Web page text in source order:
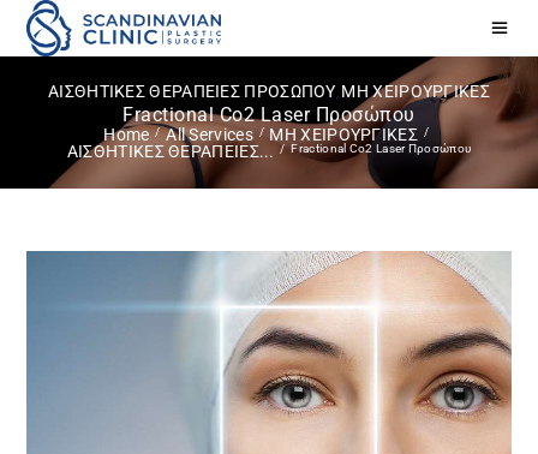
ΑΙΣΘΗΤΙΚΕΣ ΘΕΡΑΠΕΙΕΣ ΠΡΟΣΩΠΟΥ, ΜΗ ΧΕΙΡΟΥΡΓΙΚΕΣ
Fractional Co2 Laser Προσώπου
Home All Services
ΜΗ ΧΕΙΡΟΥΡΓΙΚΕΣ
ΑΙΣΘΗΤΙΚΕΣ ΘΕΡΑΠΕΙΕΣ...
Fractional Co2 Laser Προσώπου